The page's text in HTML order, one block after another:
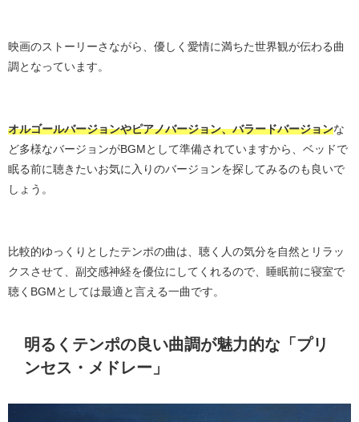
映画のストーリーさながら、優しく愛情に満ちた世界観が伝わる曲
調となっています。
オルゴールバージョンやピアノバージョン、バラードバージョンな
ど多様なバージョンがBGMとして準備されていますから、ベッドで
眠る前に聴きたいお気に入りのバージョンを探してみるのも良いで
しょう。
比較的ゆっくりとしたテンポの曲は、聴く人の気分を自然とリラッ
クスさせて、副交感神経を優位にしてくれるので、睡眠前に寝室で
聴くBGMとしては最適と言える一曲です。
明るくテンポの良い曲調が魅力的な「プリ
ンセス・メドレー」